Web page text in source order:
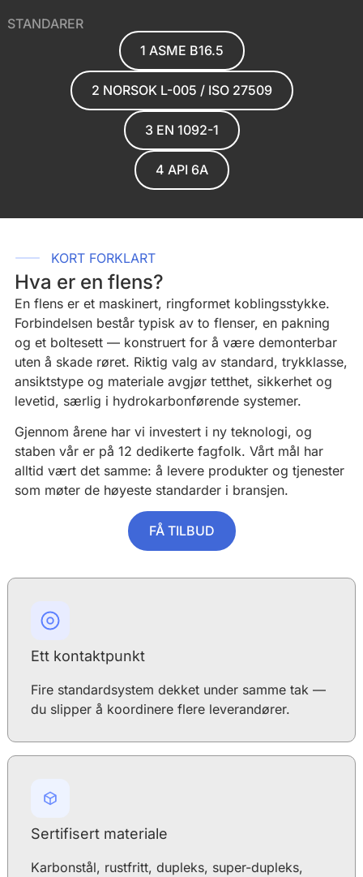
STANDARER
1 ASME B16.5
2 NORSOK L-005 / ISO 27509
3 EN 1092-1
4 API 6A
KORT FORKLART
Hva er en flens?
En flens er et maskinert, ringformet koblingsstykke.
Forbindelsen består typisk av to flenser, en pakning
og et boltesett — konstruert for å være demonterbar
uten å skade røret. Riktig valg av standard, trykklasse,
ansiktstype og materiale avgjør tetthet, sikkerhet og
levetid, særlig i hydrokarbonførende systemer.
Gjennom årene har vi investert i ny teknologi, og
staben vår er på 12 dedikerte fagfolk. Vårt mål har
alltid vært det samme: å levere produkter og tjenester
som møter de høyeste standarder i bransjen.
FÅ TILBUD
Ett kontaktpunkt
Fire standardsystem dekket under samme tak —
du slipper å koordinere flere leverandører.
Sertifisert materiale
Karbonstål, rustfritt, dupleks, super-dupleks,